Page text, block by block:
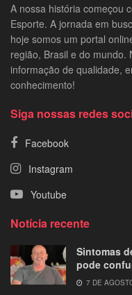
A nossa história começou
Esporte. A jornada em
hoje somos um portal
região, Brasil e do mundo.
informação de qualidade,
conhecimento!
Siga nossas redes
Facebook
Instagram
Youtube
Notícia recente
Sintomas
pode
7 DE